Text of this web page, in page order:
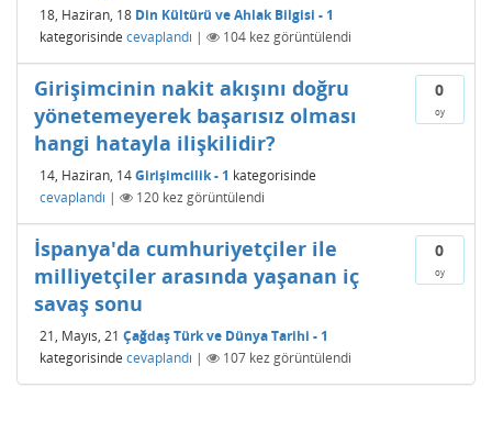
18, Haziran, 18 Din Kültürü ve Ahlak Bilgisi - 1
kategorisinde cevaplandı | 104 kez görüntülendi
0
oy
Girişimcinin nakit akışını doğru
yönetemeyerek başarısız olması
hangi hatayla ilişkilidir?
14, Haziran, 14Girişimcilik - 1 kategorisinde
cevaplandı | 120 kez görüntülendi
0
oy
İspanya'da cumhuriyetçiler ile
milliyetçiler arasında yaşanan iç
savaş sonu
21, Mayıs, 21 Çağdaş Türk ve Dünya Tarihi - 1
kategorisinde cevaplandı | 107 kez görüntülendi